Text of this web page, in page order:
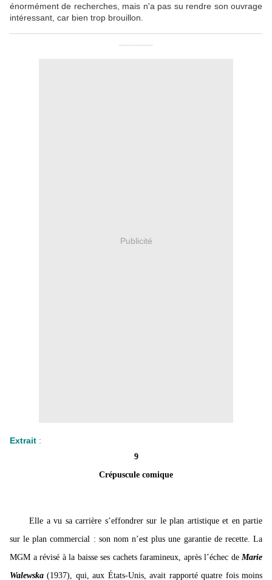
énormément de recherches, mais n'a pas su rendre son ouvrage
intéressant, car bien trop brouillon.
Publicité
Extrait :
9
Crépuscule comique
Elle a vu sa carrière s’effondrer sur le plan artistique et en partie
sur le plan commercial : son nom n’est plus une garantie de recette. La
MGM a révisé à la baisse ses cachets faramineux, après l’échec de Marie
Walewska (1937), qui, aux États-Unis, avait rapporté quatre fois moins